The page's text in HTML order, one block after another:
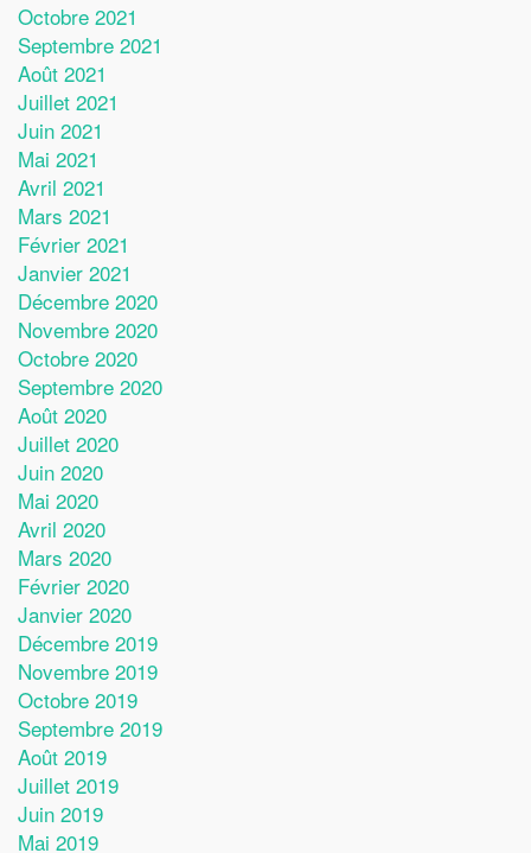
Octobre 2021
Septembre 2021
Août 2021
Juillet 2021
Juin 2021
Mai 2021
Avril 2021
Mars 2021
Février 2021
Janvier 2021
Décembre 2020
Novembre 2020
Octobre 2020
Septembre 2020
Août 2020
Juillet 2020
Juin 2020
Mai 2020
Avril 2020
Mars 2020
Février 2020
Janvier 2020
Décembre 2019
Novembre 2019
Octobre 2019
Septembre 2019
Août 2019
Juillet 2019
Juin 2019
Mai 2019